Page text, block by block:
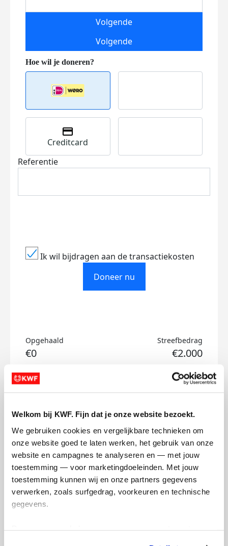
Welkom bij KWF. Fijn dat je onze website bezoekt.
We gebruiken cookies en vergelijkbare technieken om
onze website goed te laten werken, het gebruik van onze
website en campagnes te analyseren en — met jouw
toestemming — voor marketingdoeleinden. Met jouw
toestemming kunnen wij en onze partners gegevens
verwerken, zoals surfgedrag, voorkeuren en technische
gegevens.
Volgende
Volgende
Creditcard
Referentie
Ik wil bijdragen aan de transactiekosten
Doneer nu
Opgehaald
€0
Streefbedrag
€2.000
Doneer
Valentijn's badges